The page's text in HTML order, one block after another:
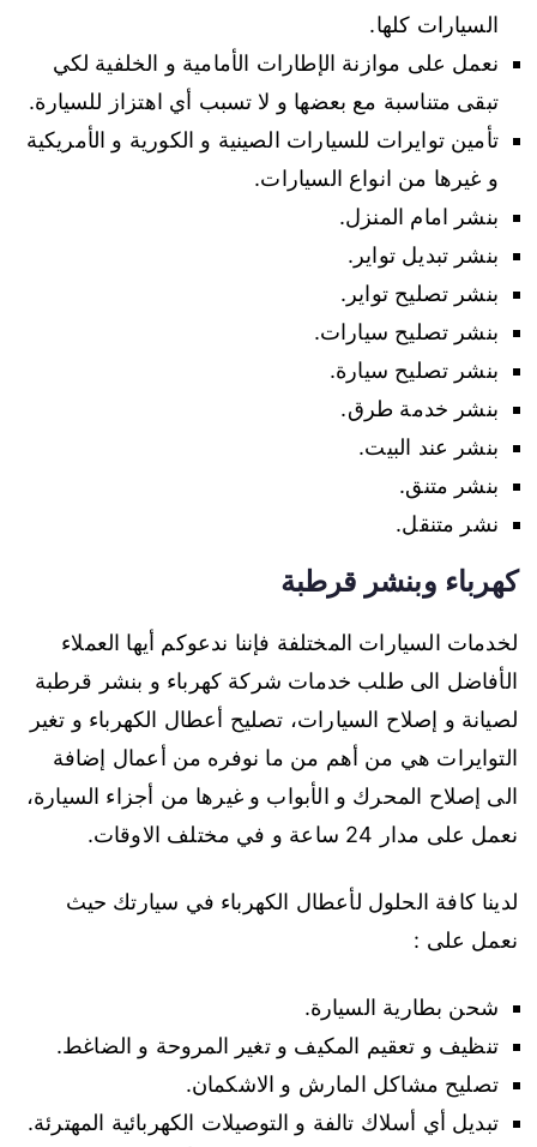
السيارات كلها.
نعمل على موازنة الإطارات الأمامية و الخلفية لكي
تبقى متناسبة مع بعضها و لا تسبب أي اهتزاز للسيارة.
تأمين توايرات للسيارات الصينية و الكورية و الأمريكية
و غيرها من انواع السيارات.
بنشر امام المنزل.
بنشر تبديل تواير.
بنشر تصليح تواير.
بنشر تصليح سيارات.
بنشر تصليح سيارة.
بنشر خدمة طرق.
بنشر عند البيت.
بنشر متنق.
نشر متنقل.
كهرباء وبنشر قرطبة
لخدمات السيارات المختلفة فإننا ندعوكم أيها العملاء
الأفاضل الى طلب خدمات شركة كهرباء و بنشر قرطبة
لصيانة و إصلاح السيارات، تصليح أعطال الكهرباء و تغير
التوايرات هي من أهم من ما نوفره من أعمال إضافة
الى إصلاح المحرك و الأبواب و غيرها من أجزاء السيارة،
نعمل على مدار 24 ساعة و في مختلف الاوقات.
لدينا كافة الحلول لأعطال الكهرباء في سيارتك حيث
نعمل على :
شحن بطارية السيارة.
تنظيف و تعقيم المكيف و تغير المروحة و الضاغط.
تصليح مشاكل المارش و الاشكمان.
تبديل أي أسلاك تالفة و التوصيلات الكهربائية المهترئة.